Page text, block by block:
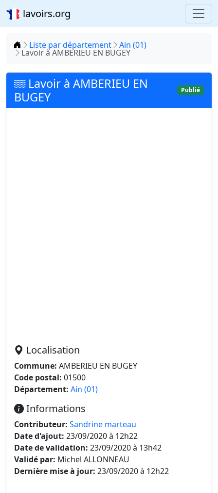
lavoirs.org
Accueil
Liste par département Ain (01)
Lavoir à AMBERIEU EN BUGEY
Lavoir à AMBERIEU EN
BUGEY
Publié
Localisation
Commune: AMBERIEU EN BUGEY
Code postal: 01500
Département: Ain (01)
Informations
Contributeur: Sandrine marteau
Date d'ajout: 23/09/2020 à 12h22
Date de validation: 23/09/2020 à 13h42
Validé par: Michel ALLONNEAU
Dernière mise à jour: 23/09/2020 à 12h22